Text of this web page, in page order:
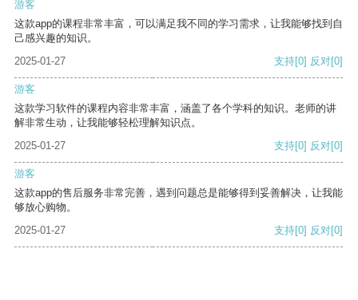
游客
这款app的课程非常丰富，可以满足我不同的学习需求，让我能够找到自
己感兴趣的知识。
2025-01-27
支持[0] 反对[0]
游客
这款学习软件的课程内容非常丰富，涵盖了各个学科的知识。老师的讲
解非常生动，让我能够轻松理解知识点。
2025-01-27
支持[0] 反对[0]
游客
这款app的售后服务非常完善，遇到问题总是能够得到妥善解决，让我能
够放心购物。
2025-01-27
支持[0] 反对[0]